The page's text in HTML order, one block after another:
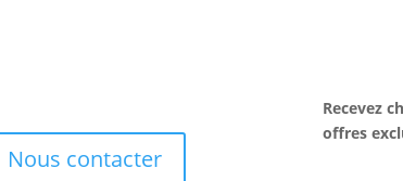
Nous contacter
Recevez
offres